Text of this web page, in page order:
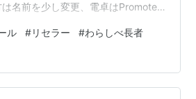
は名前を少し変更、電卓はPromoted
しました。もう他になすすべがあ
少し下げてみるかな？来週は値段
でいってみようかな？ さてさて、
おき、昨日は土曜日なので、ガレ
ル #リセラー #わらしべ長者